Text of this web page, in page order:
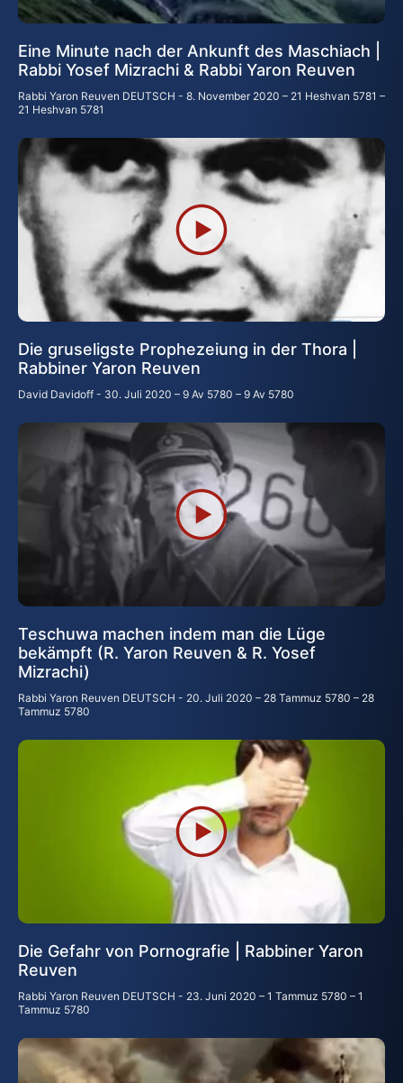
Eine Minute nach der Ankunft des Maschiach |
Rabbi Yosef Mizrachi & Rabbi Yaron Reuven
Rabbi Yaron Reuven DEUTSCH
8. November 2020 – 21 Heshvan 5781 –
21 Heshvan 5781
Die gruseligste Prophezeiung in der Thora |
Rabbiner Yaron Reuven
David Davidoff 30. Juli 2020 – 9 Av 5780 – 9 Av 5780
Teschuwa machen indem man die Lüge
bekämpft (R. Yaron Reuven & R. Yosef
Mizrachi)
Rabbi Yaron Reuven DEUTSCH
20. Juli 2020 – 28 Tammuz 5780 – 28
Tammuz 5780
Die Gefahr von Pornografie | Rabbiner Yaron
Reuven
Rabbi Yaron Reuven DEUTSCH
23. Juni 2020 – 1 Tammuz 5780 – 1
Tammuz 5780